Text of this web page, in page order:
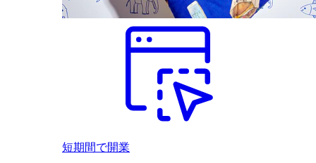
短期間で開業